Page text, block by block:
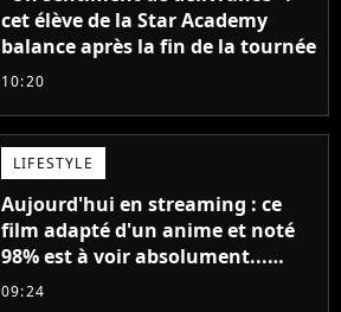
cet élève de la Star Academy
balance après la fin de la tournée
10:20
LIFESTYLE
Aujourd'hui en streaming : ce
film adapté d'un anime et noté
98% est à voir absolument...
sinon vous ne comprendrez plus
09:24